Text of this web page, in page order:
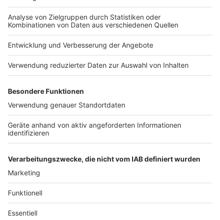
bekommt ihr 20 % Rabatt
auf alle Kleidungsstücke.
euch hochwertige und
https://www.7days.de/nota
ufnahme WERBUNG Hier
Werbepartnern und
„NotAufnahme“:
https://linktr.ee/notaufnah
Schickt gerne eine E-Mail
Werbepartnern und „NotAufnahme“:
https://linktr.ee/notaufnahme Ihr möchtet
Werbung in diesem Podcast schalten? Schickt
gerne eine E-Mail an: hallo@podever.de
Nutzungsbedingungen
Jobs
Presse
Werben
Archiv
ANTENNE BAYERN GROUP
Stiftung ANTENNE BAYERN
hilft
Teilnahmebedingungen
Grounding Page ANTENNE
BAYERN
Kontakt
Studio-Hotline
Verkehrs-Hotline
Datenschutz­erklärung